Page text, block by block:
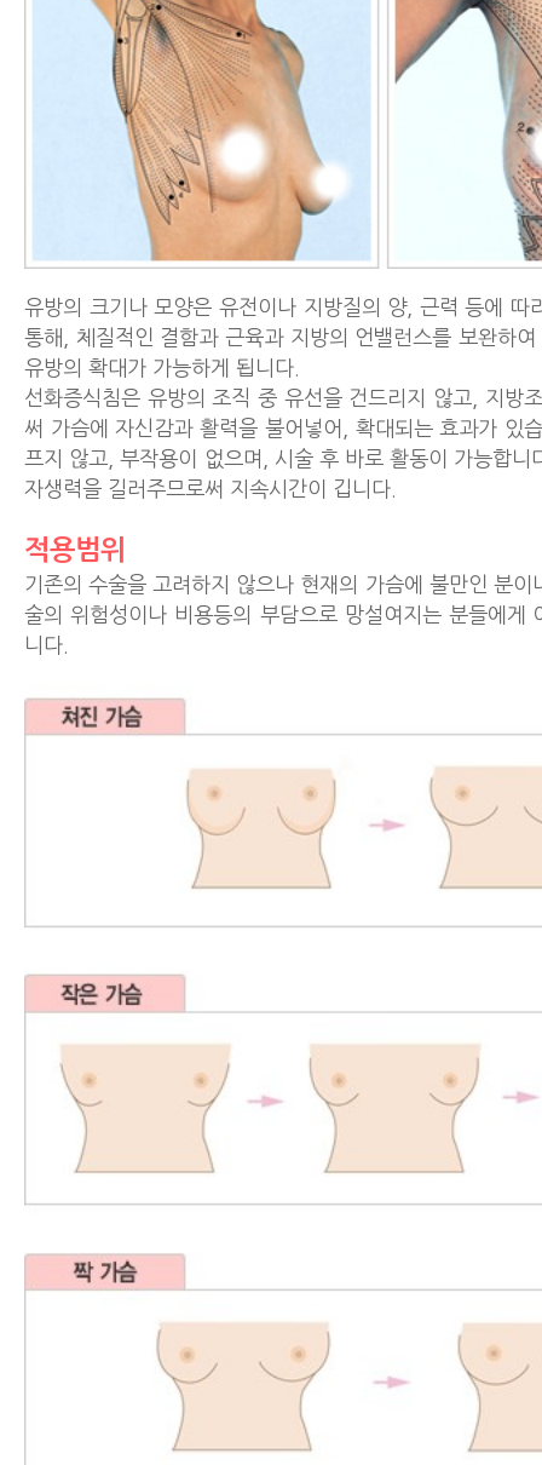
유방의 크기나 모양은 유전이나 지방질의 양, 근력 등에 따
통해, 체질적인 결함과 근육과 지방의 언밸런스를 보완하
유방의 확대가 가능하게 됩니다.
선화증식침은 유방의 조직 중 유선을 건드리지 않고, 지방
써 가슴에 자신감과 활력을 불어넣어, 확대되는 효과가 있
프지 않고, 부작용이 없으며, 시술 후 바로 활동이 가능합니
자생력을 길러주므로써 지속시간이 깁니다.
적용범위
기존의 수술을 고려하지 않으나 현재의 가슴에 불만인 분이
술의 위험성이나 비용등의 부담으로 망설여지는 분들에게
니다.